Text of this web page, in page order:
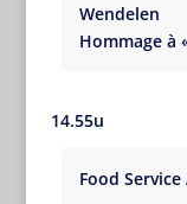
Wendelen
Hommage à
14.55u
Food